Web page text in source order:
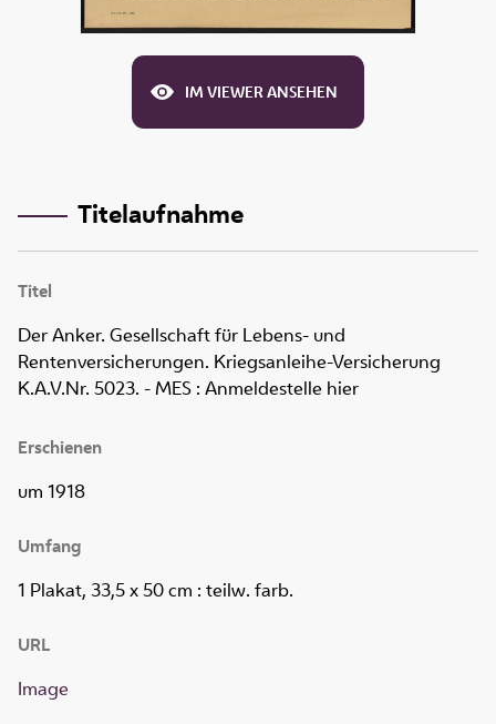
IM VIEWER ANSEHEN
Titelaufnahme
Titel
Der Anker. Gesellschaft für Lebens- und
Rentenversicherungen. Kriegsanleihe-Versicherung
K.A.V.Nr. 5023. - MES : Anmeldestelle hier
Erschienen
um 1918
Umfang
1 Plakat, 33,5 x 50 cm : teilw. farb.
URL
Image